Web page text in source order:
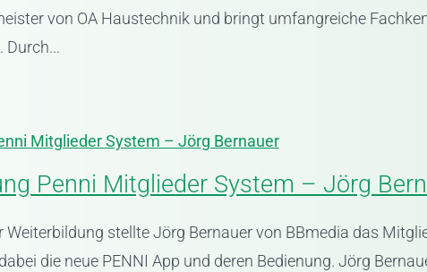
von OA Haustechnik und bringt umfangreiche
Durch...
Mitglieder System – Jörg Bernauer
Penni Mitglieder System – Jörg
Weiterbildung stellte Jörg Bernauer von BBmedia das
die neue PENNI App und deren Bedienung. Jörg